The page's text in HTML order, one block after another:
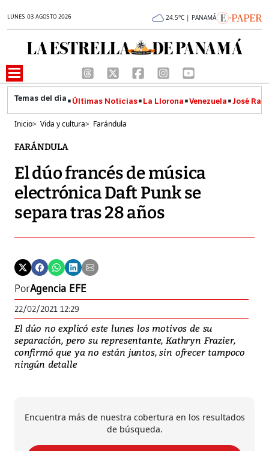
LUNES 03 AGOSTO 2026 24.5°C | PANAMÁ
Últimas Noticias La Llorona Venezuela José
Inicio> Vida y cultura> Farándula
FARÁNDULA
El dúo francés de música
electrónica Daft Punk se
separa tras 28 años
PorAgencia EFE
22/02/2021 12:29
El dúo no explicó este lunes los motivos de su
separación, pero su representante, Kathryn Frazier,
confirmó que ya no están juntos, sin ofrecer tampoco
ningún detalle
Encuentra más de nuestra cobertura en los resultados
de búsqueda.